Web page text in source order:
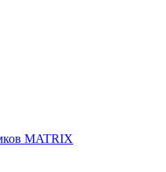
MATRIX